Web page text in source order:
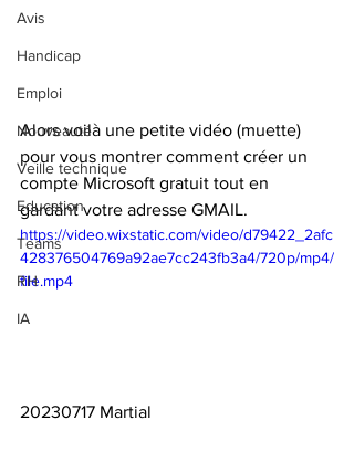
Avis
Handicap
Emploi
Nouveauté
Veille technique
Education
Teams
RH
IA
Alors voilà une petite vidéo (muette)
pour vous montrer comment créer un
compte Microsoft gratuit tout en
gardant votre adresse GMAIL.
https://video.wixstatic.com/video/d79422_2afc
428376504769a92ae7cc243fb3a4/720p/mp4/
file.mp4
20230717 Martial